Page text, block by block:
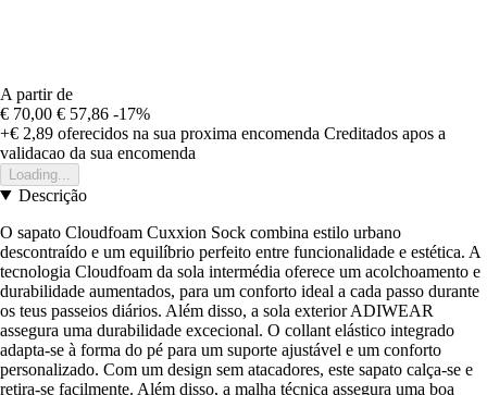
A partir de
€ 70,00 € 57,86 -17%
+€ 2,89 oferecidos na sua proxima encomenda Creditados apos a
validacao da sua encomenda
Loading...
Descrição
O sapato Cloudfoam Cuxxion Sock combina estilo urbano
descontraído e um equilíbrio perfeito entre funcionalidade e estética. A
tecnologia Cloudfoam da sola intermédia oferece um acolchoamento e
durabilidade aumentados, para um conforto ideal a cada passo durante
os teus passeios diários. Além disso, a sola exterior ADIWEAR
assegura uma durabilidade excecional. O collant elástico integrado
adapta-se à forma do pé para um suporte ajustável e um conforto
personalizado. Com um design sem atacadores, este sapato calça-se e
retira-se facilmente. Além disso, a malha técnica assegura uma boa